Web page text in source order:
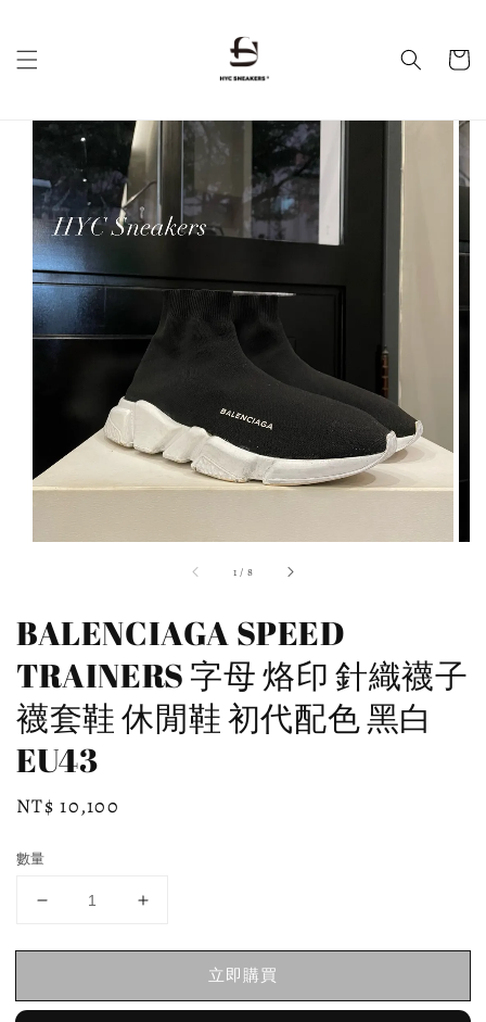
1 / 8
BALENCIAGA SPEED
TRAINERS 字母 烙印 針織襪子
襪套鞋 休閒鞋 初代配色 黑白
EU43
Regular
NT$ 10,100
數量
立即購買